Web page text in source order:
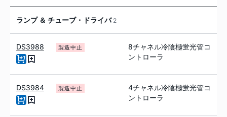
ランプ ＆ チューブ・ドライバ 2
DS3988 製造中止
8チャネル冷陰極蛍光管コ
ントローラ
DS3984 製造中止
4チャネル冷陰極蛍光管コ
ントローラ